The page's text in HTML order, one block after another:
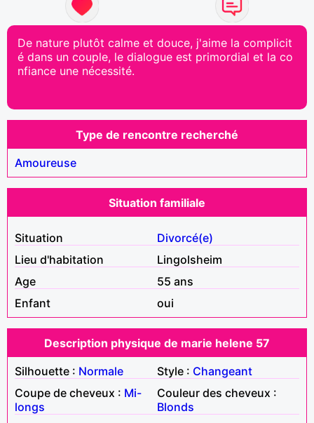
De nature plutôt calme et douce, j'aime la complicit
é dans un couple, le dialogue est primordial et la co
nfiance une nécessité.
Type de rencontre recherché
Amoureuse
Situation familiale
Situation
Divorcé(e)
Lieu d'habitation
Lingolsheim
Age
55 ans
Enfant
oui
Description physique de marie helene 57
Silhouette : Normale Style : Changeant
Coupe de cheveux : Mi-
longs
Couleur des cheveux :
Blonds